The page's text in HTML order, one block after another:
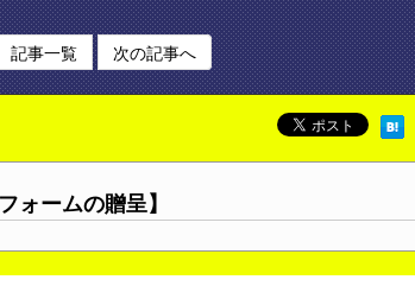
記事一覧 次の記事へ
ォームの贈呈】